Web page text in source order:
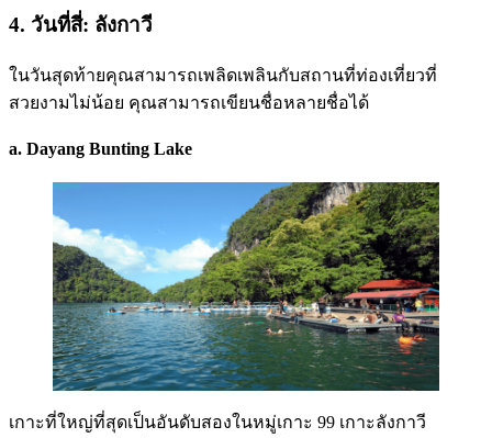
4. วันที่สี่: ลังกาวี
ในวันสุดท้ายคุณสามารถเพลิดเพลินกับสถานที่ท่องเที่ยวที่
สวยงามไม่น้อย คุณสามารถเขียนชื่อหลายชื่อได้
a. Dayang Bunting Lake
เกาะที่ใหญ่ที่สุดเป็นอันดับสองในหมู่เกาะ 99 เกาะลังกาวี